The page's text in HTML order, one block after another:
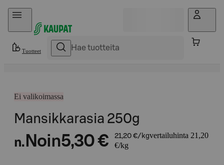
Hyppää sisältöön
Tuotteet
Ei valikoimassa
Mansikkarasia 250g
n. Noin5,30 € 21,20 €/kgvertailuhinta 21,20
€/kg